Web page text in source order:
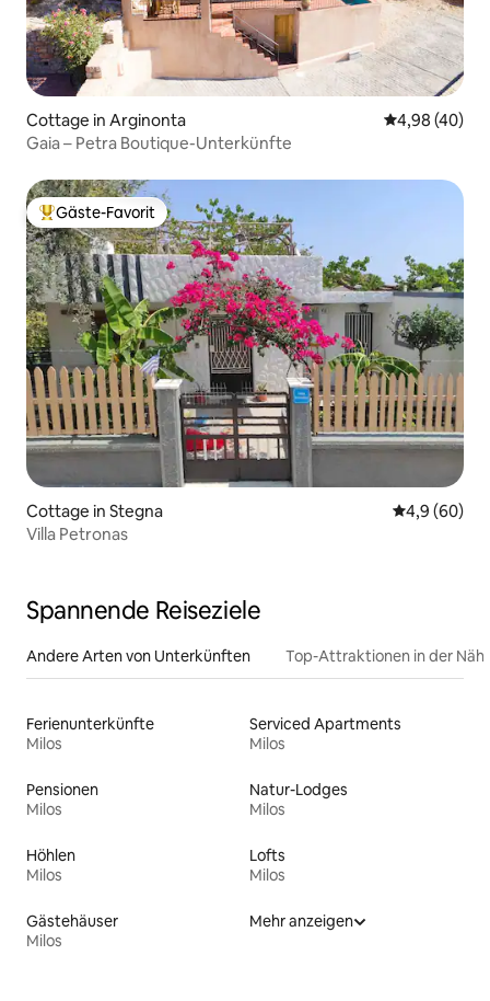
Cottage in Arginonta
4,98 (40)
Gaia – Petra Boutique-Unterkünfte
Beliebter Gäste-Favorit.
Gäste-Favorit
Cottage in Stegna
4,9 (60)
Villa Petronas
Spannende Reiseziele
Andere Arten von Unterkünften Top-Attraktionen in der
Ferienunterkünfte
Milos
Serviced Apartments
Milos
Pensionen
Milos
Natur-Lodges
Milos
Höhlen
Milos
Lofts
Milos
Gästehäuser
Milos
Mehr anzeigen